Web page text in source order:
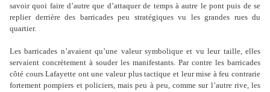
savoir quoi faire d’autre que d’attaquer de temps à autre le pont puis de se
replier derrière des barricades peu stratégiques vu les grandes rues du
quartier.
Les barricades n’avaient qu’une valeur symbolique et vu leur taille, elles
servaient concrètement à souder les manifestants. Par contre les barricades
côté cours Lafayette ont une valeur plus tactique et leur mise à feu contrarie
fortement pompiers et policiers, mais peu à peu, comme sur l’autre rive, les